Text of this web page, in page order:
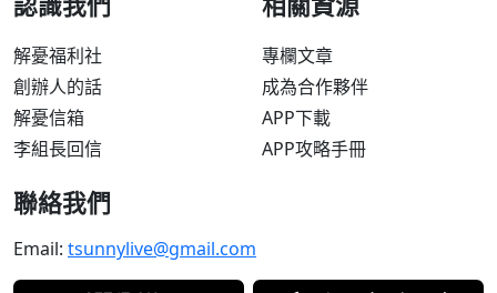
解憂福利社
創辦人的話
解憂信箱
李組長回信
專欄文章
成為合作夥伴
APP下載
APP攻略手冊
聯絡我們
Email: tsunnylive@gmail.com